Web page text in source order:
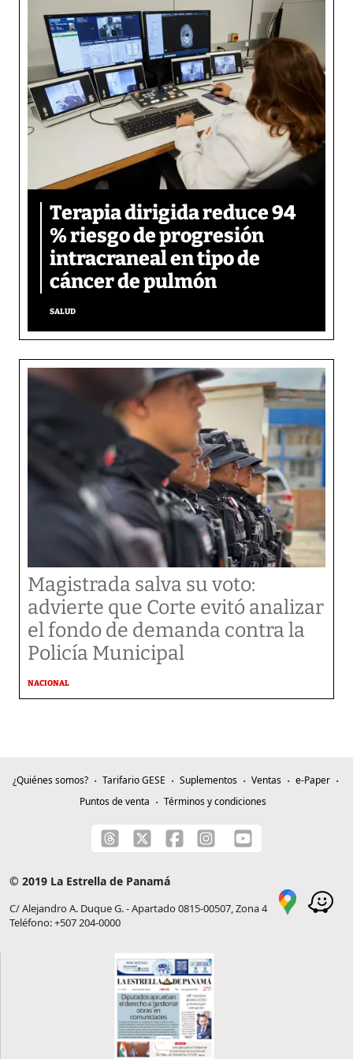
Terapia dirigida reduce 94
% riesgo de progresión
intracraneal en tipo de
cáncer de pulmón
SALUD
Magistrada salva su voto:
advierte que Corte evitó analizar
el fondo de demanda contra la
Policía Municipal
NACIONAL
¿Quiénes somos? Tarifario GESE Suplementos Ventas
e-Paper
Puntos de venta
Términos y condiciones
© 2019 La Estrella de Panamá
C/ Alejandro A. Duque G. - Apartado 0815-00507, Zona 4
Teléfono: +507 204-0000